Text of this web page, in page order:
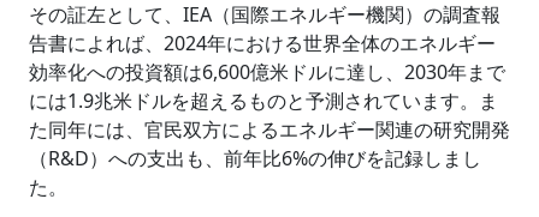
その証左として、IEA（国際エネルギー機関）の調査報
告書によれば、2024年における世界全体のエネルギー
効率化への投資額は6,600億米ドルに達し、2030年まで
には1.9兆米ドルを超えるものと予測されています。ま
た同年には、官民双方によるエネルギー関連の研究開発
（R&D）への支出も、前年比6%の伸びを記録しまし
た。